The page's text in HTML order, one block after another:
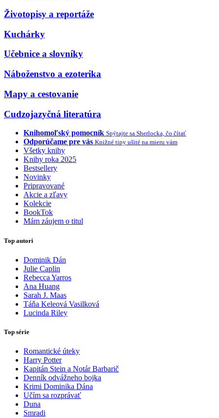
Životopisy a reportáže
Kuchárky
Učebnice a slovníky
Náboženstvo a ezoterika
Mapy a cestovanie
Cudzojazyčná literatúra
Knihomoľský pomocník Spýtajte sa Sherlocka, čo čítať
Odporúčame pre vás Knižné tipy ušité na mieru vám
Všetky knihy
Knihy roka 2025
Bestsellery
Novinky
Pripravované
Akcie a zľavy
Kolekcie
BookTok
Mám záujem o titul
Top autori
Dominik Dán
Julie Caplin
Rebecca Yarros
Ana Huang
Sarah J. Maas
Táňa Keleová Vasilková
Lucinda Riley
Top série
Romantické úteky
Harry Potter
Kapitán Stein a Notár Barbarič
Denník odvážneho bojka
Krimi Dominika Dána
Učím sa rozprávať
Duna
Smradi